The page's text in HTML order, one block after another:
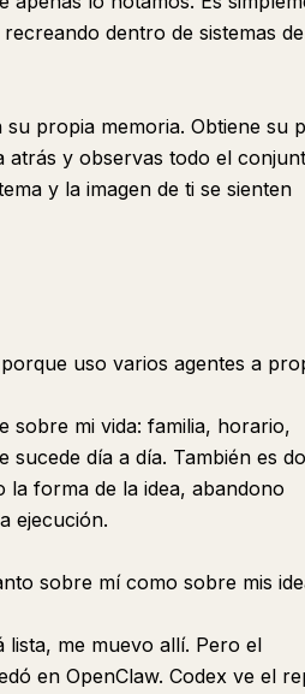
dentro de sistemas de
propia memoria. Obtiene su
atrás y observas todo el
y la imagen de ti se sienten
uso varios agentes a
sobre mi vida: familia, horario,
día a día. También es
forma de la idea, abandono
ejecución.
sobre mí como sobre mis
lista, me muevo allí. Pero el
en OpenClaw. Codex ve el